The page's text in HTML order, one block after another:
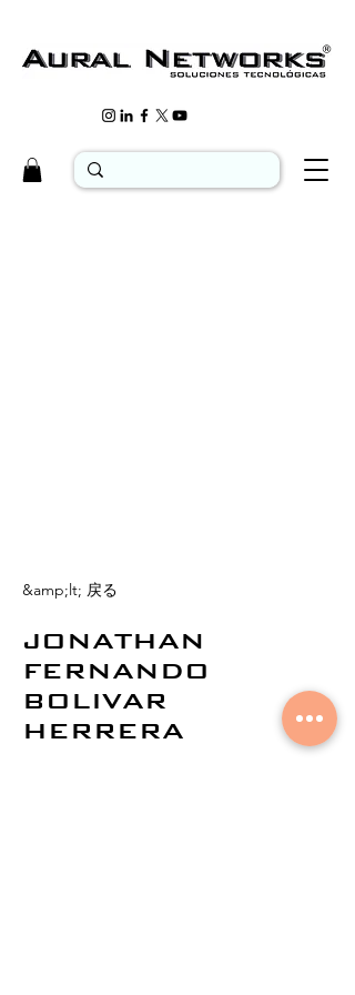
&amp;lt; 戻る
JONATHAN
FERNANDO
BOLIVAR
HERRERA